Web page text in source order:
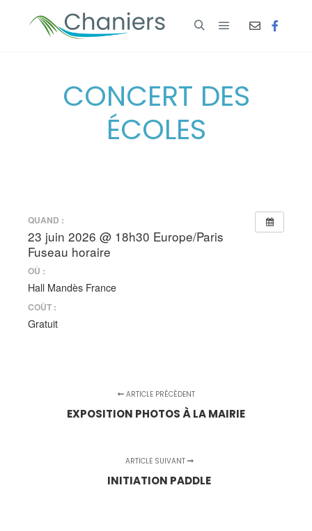
CONCERT DES
ÉCOLES
QUAND :
23 juin 2026 @ 18h30 Europe/Paris
Fuseau horaire
OÙ :
Hall Mandès France
COÛT :
Gratuit
ARTICLE PRÉCÉDENT
EXPOSITION PHOTOS À LA MAIRIE
ARTICLE SUIVANT
INITIATION PADDLE